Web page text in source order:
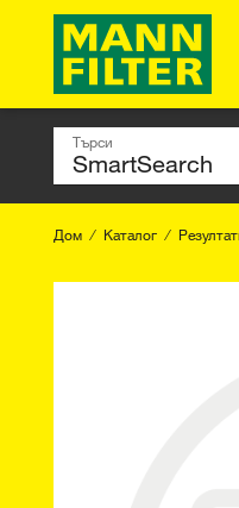
Търси
Дом Каталог